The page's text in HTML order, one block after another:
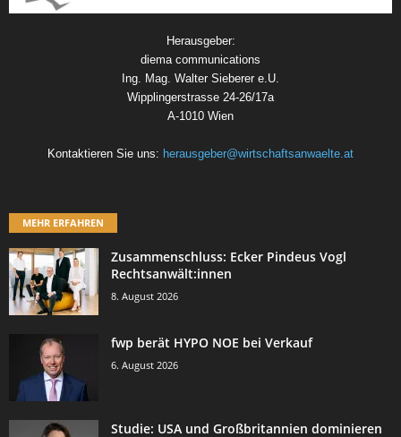
Herausgeber:
diema communications
Ing. Mag. Walter Sieberer e.U.
Wipplingerstrasse 24-26/17a
A-1010 Wien
Kontaktieren Sie uns: herausgeber@wirtschaftsanwaelte.at
MEHR ERFAHREN
Zusammenschluss: Ecker Pindeus Vogl
Rechtsanwält:innen
8. August 2026
fwp berät HYPO NOE bei Verkauf
6. August 2026
Studie: USA und Großbritannien dominieren